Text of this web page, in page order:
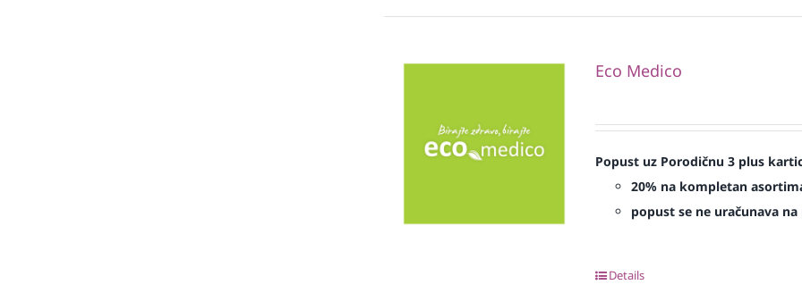
Eco Medico
Popust uz Porodičnu 3 plus
20% na kompletan
popust se ne uračunava
Details